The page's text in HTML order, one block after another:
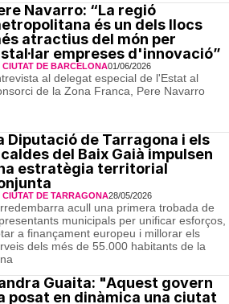
Navarro: “La regió
és un dels llocs
atractius del món per
empreses d'innovació”
DE BARCELONA01/06/2026
al delegat especial de l'Estat al
de la Zona Franca, Pere Navarro
Diputació de Tarragona i els
del Baix Gaià impulsen
estratègia territorial
DE TARRAGONA28/05/2026
acull una primera trobada de
municipals per unificar esforços,
a finançament europeu i millorar els
dels més de 55.000 habitants de la
Guaita: "Aquest govern
posat en dinàmica una ciutat